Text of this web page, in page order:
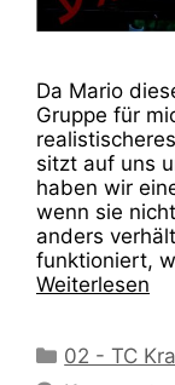
Da Mario
Gruppe für
sitzt auf uns
haben wir
wenn sie
anders
funktioniert,
Weiterlesen
Kategorien
02 - TC